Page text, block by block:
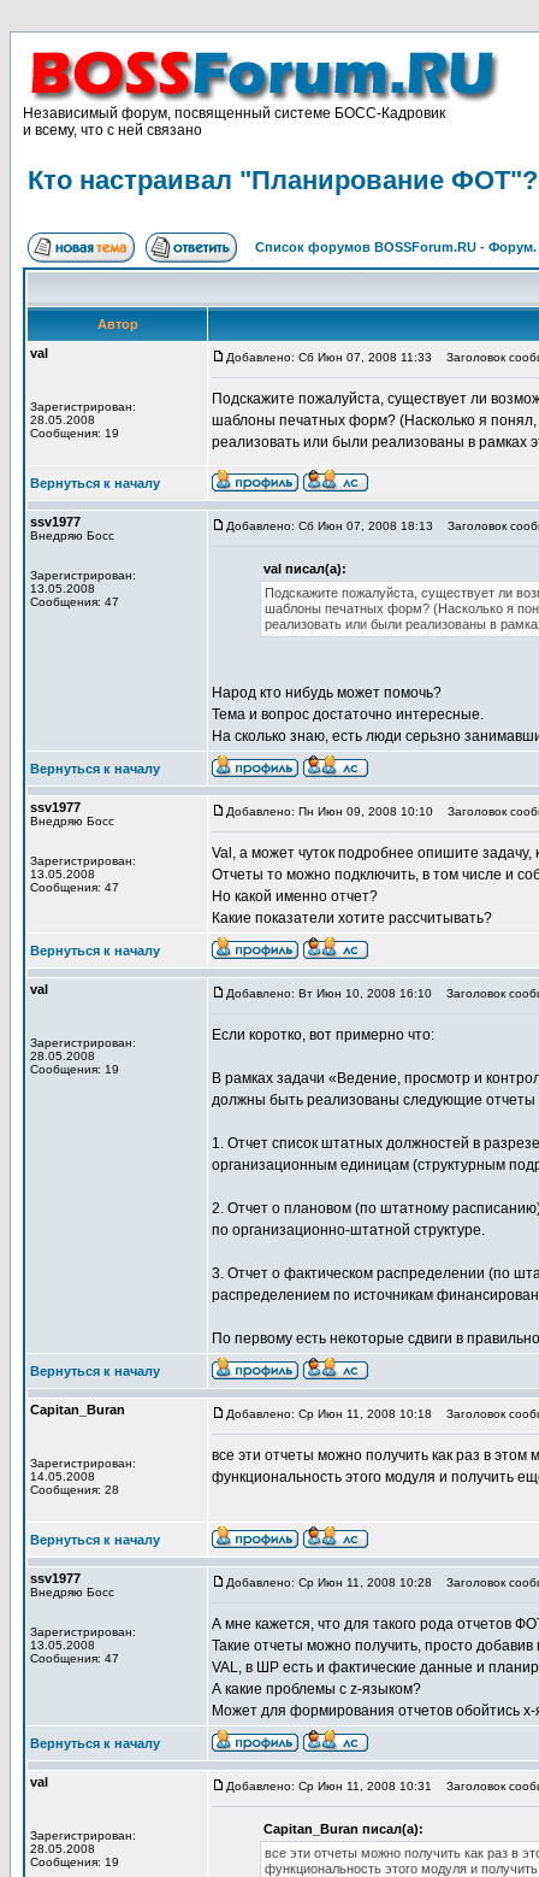
Независимый форум, посвященный системе БОСС-Кадровик
и всему, что с ней связано
Кто настраивал "Планирование ФОТ"?
Список форумов BOSSForum.RU -
Автор
val
Зарегистрирован:
28.05.2008
Сообщения: 19
Добавлено: Сб Июн 07, 2008 11:33 Заголовок
Подскажите пожалуйста, cуществует ли
шаблоны печатных форм? (Насколько я
реализовать или были реализованы в рамках
Вернуться к началу
ssv1977
Внедряю Босс
Зарегистрирован:
13.05.2008
Сообщения: 47
Добавлено: Сб Июн 07, 2008 18:13 Заголовок
val писал(а):
Подскажите пожалуйста, cуществует ли
шаблоны печатных форм? (Насколько я
реализовать или были реализованы в
Народ кто нибудь может помочь?
Тема и вопрос достаточно интересные.
На сколько знаю, есть люди серьзно
Вернуться к началу
ssv1977
Внедряю Босс
Зарегистрирован:
13.05.2008
Сообщения: 47
Добавлено: Пн Июн 09, 2008 10:10 Заголовок
Val, а может чуток подробнее опишите задачу,
Отчеты то можно подключить, в том числе и
Но какой именно отчет?
Какие показатели хотите рассчитывать?
Вернуться к началу
val
Зарегистрирован:
28.05.2008
Сообщения: 19
Добавлено: Вт Июн 10, 2008 16:10 Заголовок
Если коротко, вот примерно что:
В рамках задачи «Ведение, просмотр и
должны быть реализованы следующие отчеты
1. Отчет список штатных должностей в
организационным единицам (структурным
2. Отчет о плановом (по штатному
по организационно-штатной структуре.
3. Отчет о фактическом распределении (по
распределением по источникам
По первому есть некоторые сдвиги в
Вернуться к началу
Capitan_Buran
Зарегистрирован:
14.05.2008
Сообщения: 28
Добавлено: Ср Июн 11, 2008 10:18 Заголовок
все эти отчеты можно получить как раз в
функциональность этого модуля и получить
Вернуться к началу
ssv1977
Внедряю Босс
Зарегистрирован:
13.05.2008
Сообщения: 47
Добавлено: Ср Июн 11, 2008 10:28 Заголовок
А мне кажется, что для такого рода отчетов
Такие отчеты можно получить, просто
VAL, в ШР есть и фактические данные и
А какие проблемы с z-языком?
Может для формирования отчетов обойтись
Вернуться к началу
val
Зарегистрирован:
28.05.2008
Сообщения: 19
Добавлено: Ср Июн 11, 2008 10:31 Заголовок
Capitan_Buran писал(а):
все эти отчеты можно получить как раз в
функциональность этого модуля и